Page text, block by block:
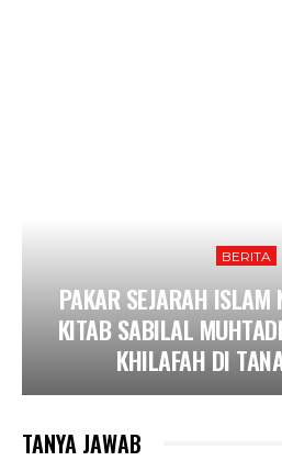
BERITA
PAKAR SEJARAH ISLAM
KITAB SABILAL
KHILAFAH DI
TANYA JAWAB